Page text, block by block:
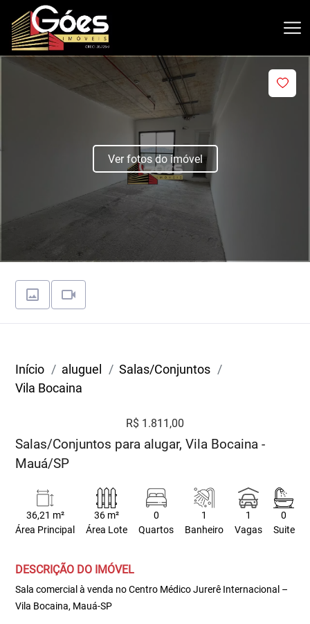
Ver fotos do imóvel
Início aluguel
Salas/Conjuntos
Vila Bocaina
R$ 1.811,00
Salas/Conjuntos para alugar, Vila Bocaina -
Mauá/SP
36,21 m²
Área Principal
36 m²
Área Lote
0
Quartos
1
Banheiro
1
Vagas
0
Suite
DESCRIÇÃO DO IMÓVEL
Sala comercial à venda no Centro Médico Jurerê Internacional –
Vila Bocaina, Mauá-SP